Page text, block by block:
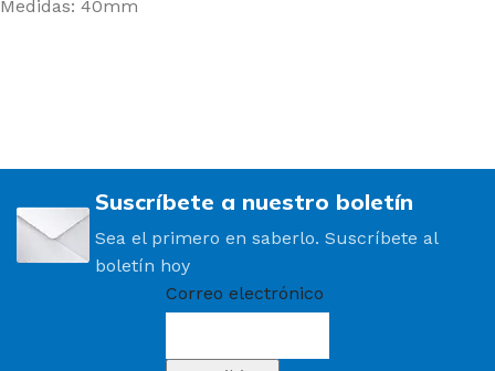
Medidas: 40mm
Suscríbete a nuestro boletín
Sea el primero en saberlo. Suscríbete al
boletín hoy
Correo electrónico